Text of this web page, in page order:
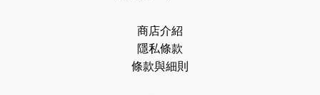
商店介紹
隱私條款
條款與細則